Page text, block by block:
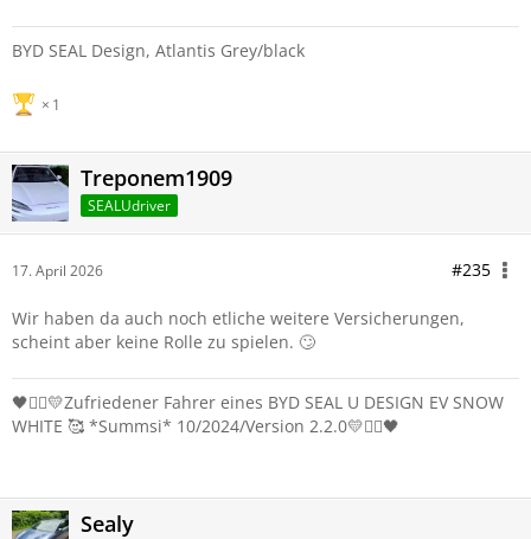
BYD SEAL Design, Atlantis Grey/black
1
Treponem1909
SEALUdriver
17. April 2026 #235
Wir haben da auch noch etliche weitere Versicherungen,
scheint aber keine Rolle zu spielen. 🙄
🖤❤️‍🔥💛Zufriedener Fahrer eines BYD SEAL U DESIGN EV SNOW
WHITE 🥰 *Summsi* 10/2024/Version 2.2.0💛❤️‍🔥🖤
Sealy